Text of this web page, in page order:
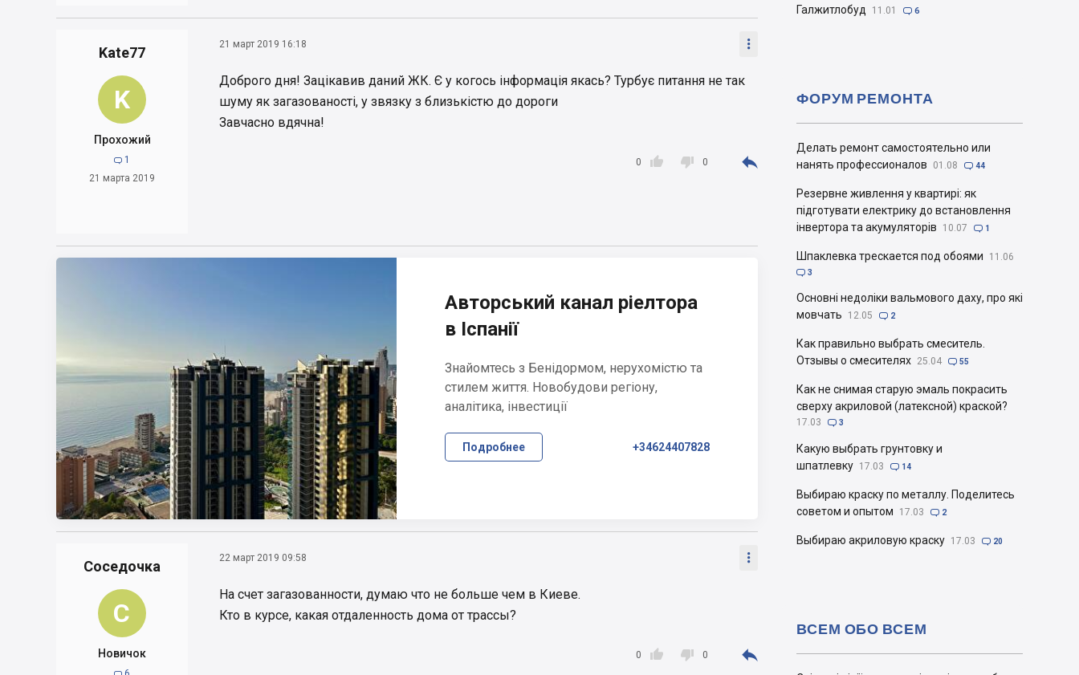
Kate77
K
Прохожий
 1
21 марта 2019
21 март 2019 16:18 
Доброго дня! Зацікавив даний ЖК. Є у когось інформація якась? Турбує питання не так
шуму як загазованості, у звязку з близькістю до дороги
Завчасно вдячна!

0  0 
Соседочка
С
Новичок

22 март 2019 09:58 
На счет загазованности, думаю что не больше чем в Киеве.
Кто в курсе, какая отдаленность дома от трассы?

0  0 
Авторський канал ріелтора
в Іспанії
Знайомтесь з Бенідормом, нерухомістю та
стилем життя. Новобудови регіону,
аналітика, інвестиції
Подробнее +34624407828
Галжитлобуд
11.01  6
Делать ремонт самостоятельно или
нанять профессионалов
01.08  44
Резервне живлення у квартирі: як
підготувати електрику до встановлення
інвертора та акумуляторів
10.07  1
Шпаклевка трескается под обоями 11.06
 3
Основні недоліки вальмового даху, про які
мовчать
12.05  2
Как правильно выбрать смеситель.
Отзывы о смесителях 25.04  55
Как не снимая старую эмаль покрасить
сверху акриловой (латексной) краской?
17.03  3
Какую выбрать грунтовку и
шпатлевку 17.03  14
Выбираю краску по металлу. Поделитесь
советом и опытом
17.03  2
Выбираю акриловую краску 17.03  20
ФОРУМ РЕМОНТА
ВСЕМ ОБО ВСЕМ